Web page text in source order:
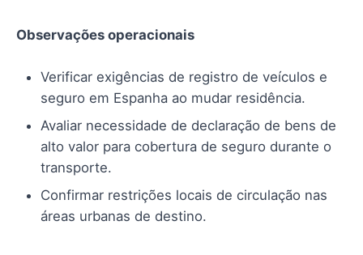
Observações operacionais
Verificar exigências de registro de veículos e
seguro em Espanha ao mudar residência.
Avaliar necessidade de declaração de bens de
alto valor para cobertura de seguro durante o
transporte.
Confirmar restrições locais de circulação nas
áreas urbanas de destino.